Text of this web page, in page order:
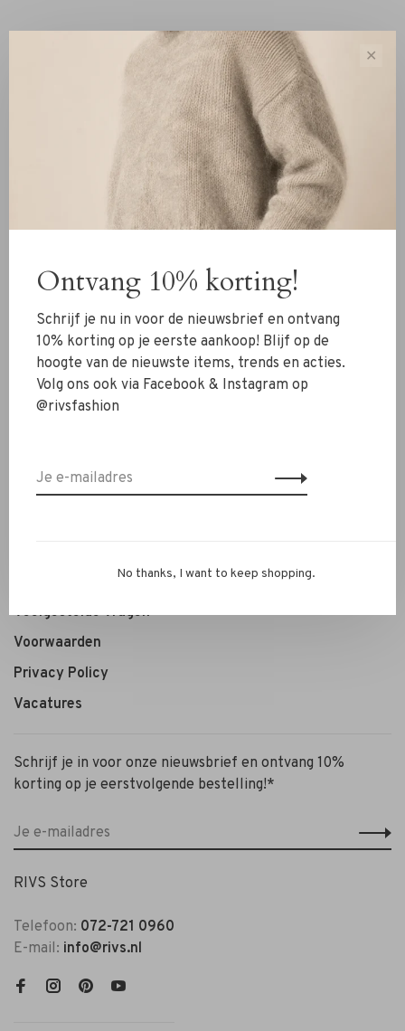
Toon 1 - 0 van 0
Schoenen
Sieraden
Accessoires
SALE
Contact
Personal Styling / Private Shopping
Veelgestelde vragen
Voorwaarden
Privacy Policy
Vacatures
Schrijf je in voor onze nieuwsbrief en ontvang 10%
korting op je eerstvolgende bestelling!*
RIVS Store
Telefoon: 072-721 0960
E-mail: info@rivs.nl
✕
Ontvang 10% korting!
Schrijf je nu in voor de nieuwsbrief en ontvang
10% korting op je eerste aankoop! Blijf op de
hoogte van de nieuwste items, trends en acties.
Volg ons ook via Facebook & Instagram op
@rivsfashion
No thanks, I want to keep shopping.